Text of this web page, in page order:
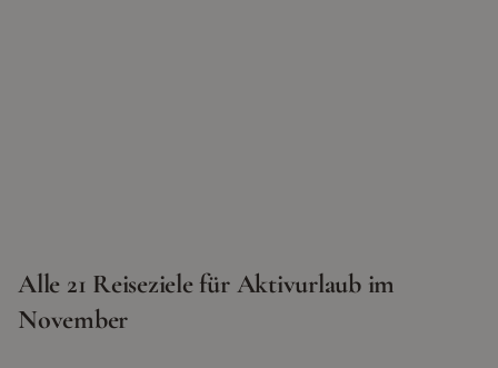
Alle 21 Reiseziele für Aktivurlaubim
November